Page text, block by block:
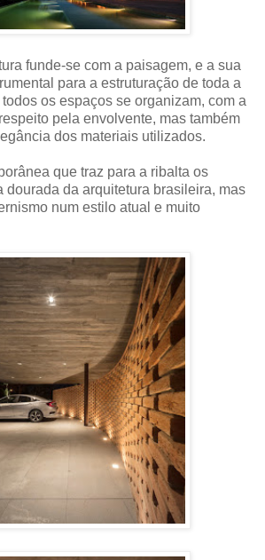
funde-se com a paisagem, e a sua
para a estruturação de toda a
os espaços se organizam, com a
pela envolvente, mas também
dos materiais utilizados.
que traz para a ribalta os
dourada da arquitetura brasileira, mas
num estilo atual e muito